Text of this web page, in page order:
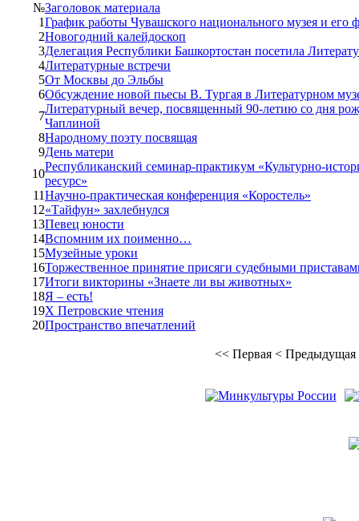
№Заголовок материала
1График работы Чувашского национального музея и его
2Новогодний калейдоскоп
3Делегация Республики Башкортостан посетила
4Литературные встречи
5От Москвы до Эльбы
6Обсуждение новой пьесы В. Тургая в Литературном
7
Литературный вечер, посвященный 90-летию со дня
Чаплиной
8Народному поэту посвящая
9День матери
10
Республиканский семинар-практикум «Культурно-
ресурс»
11Научно-практическая конференция «Коростель»
12«Тайфун» захлебнулся
13Певец юности
14Вспомним их поименно…
15Музейные уроки
16Торжественное принятие присяги судебными
17Итоги викторины «Знаете ли вы животных»
18Я – есть!
19X Петровские чтения
20Пространство впечатлений
<< Первая < Предыдущая